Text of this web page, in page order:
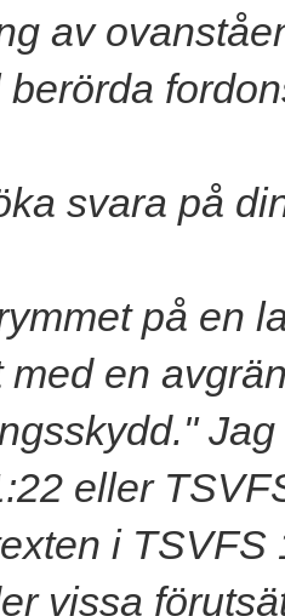
av
svara på
på en
med en
eller
i
vissa